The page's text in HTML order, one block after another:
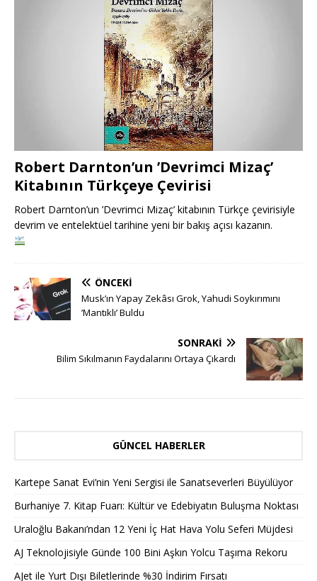
Robert Darnton’un ’Devrimci Mizaç’
Kitabının Türkçeye Çevirisi
Robert Darnton’un ’Devrimci Mizaç’ kitabının Türkçe çevirisiyle
devrim ve entelektüel tarihine yeni bir bakış açısı kazanın.
ÖNCEKI
Musk’ın Yapay Zekâsı Grok, Yahudi Soykırımını
’Mantıklı’ Buldu
SONRAKI
Bilim Sıkılmanın Faydalarını Ortaya Çıkardı
GÜNCEL HABERLER
Kartepe Sanat Evi’nin Yeni Sergisi ile Sanatseverleri Büyülüyor
Burhaniye 7. Kitap Fuarı: Kültür ve Edebiyatın Buluşma Noktası
Uraloğlu Bakanı’ndan 12 Yeni İç Hat Hava Yolu Seferi Müjdesi
AJ Teknolojisiyle Günde 100 Bini Aşkın Yolcu Taşıma Rekoru
AJet ile Yurt Dışı Biletlerinde %30 İndirim Fırsatı